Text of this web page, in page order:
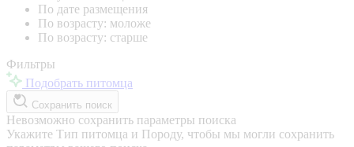
По дате размещения
По возрасту: моложе
По возрасту: старше
Фильтры
Подобрать питомца
Сохранить поиск
Невозможно сохранить параметры поиска
Укажите Тип питомца и Породу, чтобы мы могли сохранить